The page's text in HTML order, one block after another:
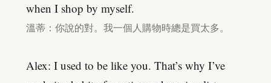
when I shop by myself.
溫蒂：你說的對。我一個人購物時總是買太多。
Alex: I used to be like you. That’s why I’ve